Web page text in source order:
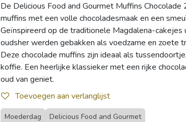
De Delicious Food and Gourmet Muffins Chocolade
muffins met een volle chocoladesmaak en een
Geïnspireerd op de traditionele Magdalena-cakejes
oudsher werden gebakken als voedzame en zoete
Deze chocolade muffins zijn ideaal als
koffie. Een heerlijke klassieker met een rijke
oud van geniet.
Toevoegen aan verlanglijst
Moederdag Delicious Food and Gourmet